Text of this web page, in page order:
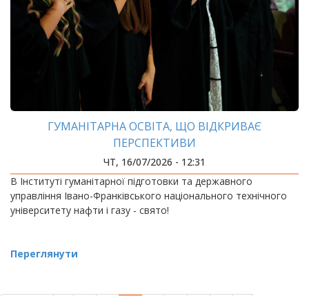
ГУМАНІТАРНА ОСВІТА, ЩО ВІДКРИВАЄ
ПЕРСПЕКТИВИ
ЧТ, 16/07/2026 - 12:31
В Інституті гуманітарної підготовки та державного
управління Івано-Франківського національного технічного
університету нафти і газу - свято!
Переглянути